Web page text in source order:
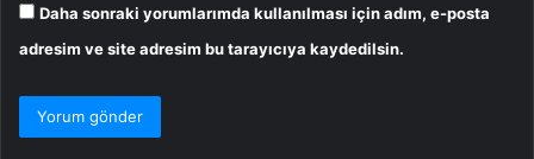
Daha sonraki yorumlarımda kullanılması için adım, e-posta
adresim ve site adresim bu tarayıcıya kaydedilsin.